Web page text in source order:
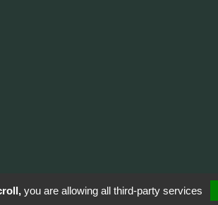
you are allowing all third-party services